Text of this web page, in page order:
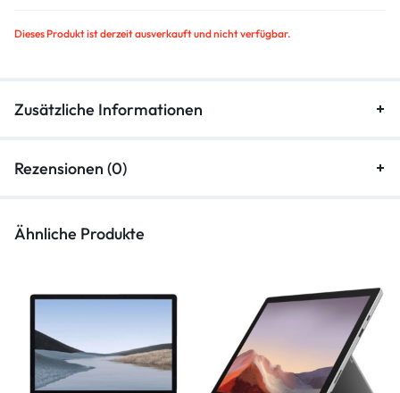
Dieses Produkt ist derzeit ausverkauft und nicht verfügbar.
Zusätzliche Informationen
Rezensionen (0)
Ähnliche Produkte